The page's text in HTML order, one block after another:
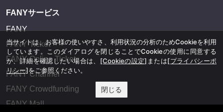
FANYサービス
FANY
FANY Ticket
FANY Online Ticket
FANY Channel
FANY Crowdfunding
FANY Mall
当サイトは、お客様の使いやすさ、利用状況の分析のためCookieを利用
しています。このダイアログを閉じることでCookieの使用に同意する
か、詳細を確認したい場合は、 [Cookieの設定] または[プライバシーポ
リシー]をご参照ください。
閉じる